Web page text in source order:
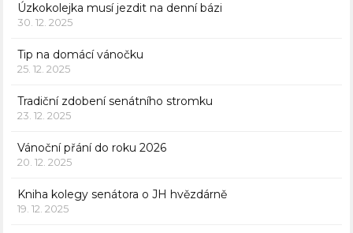
Úzkokolejka musí jezdit na denní bázi
30. 12. 2025
Tip na domácí vánočku
25. 12. 2025
Tradiční zdobení senátního stromku
23. 12. 2025
Vánoční přání do roku 2026
20. 12. 2025
Kniha kolegy senátora o JH hvězdárně
19. 12. 2025